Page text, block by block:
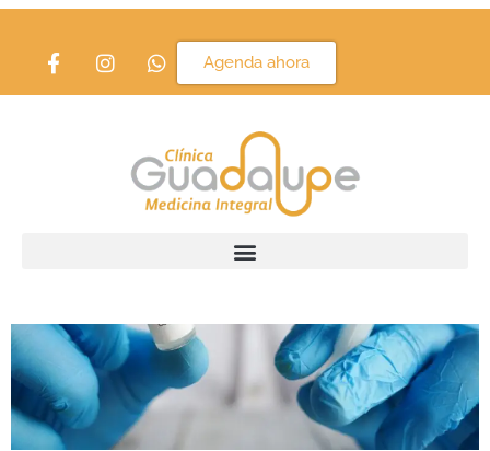
Agenda ahora
Etiqueta:celulitis
¿Qué es la celulitis?